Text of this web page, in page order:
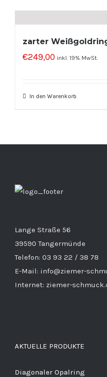
zarter
€249,00 inkl. 19% MwSt.
In den Warenkorb
Lange Straße 56
39590 Tangermünde
Telefon: 03 93 22 / 38 78
E-Mail: info@ziemer-
Internet: ziemer-
AKTUELLE PRODUKTE
Diagonaler Opalring